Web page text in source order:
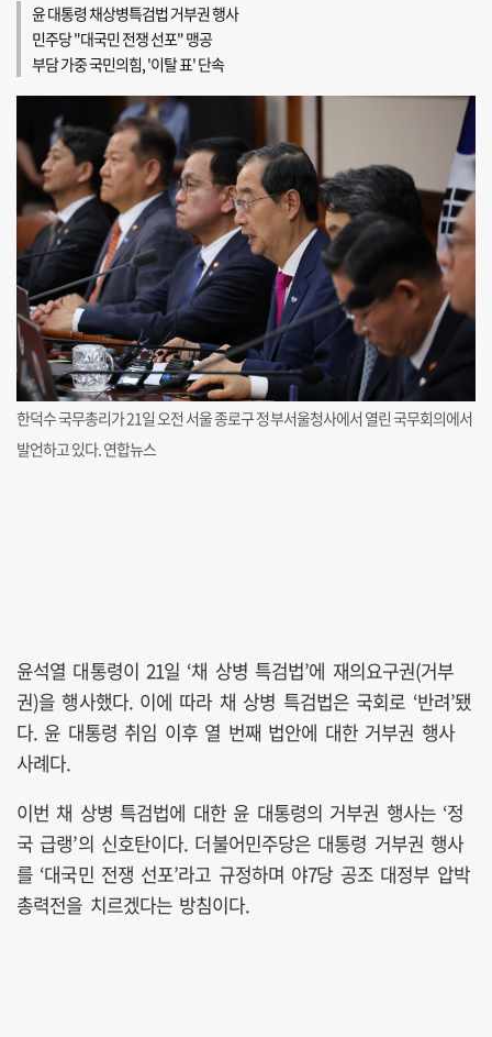
윤 대통령 채상병특검법 거부권 행사
민주당 "대국민 전쟁 선포" 맹공
부담 가중 국민의힘, '이탈 표' 단속
한덕수 국무총리가 21일 오전 서울 종로구 정부서울청사에서 열린 국무회의에서
발언하고 있다. 연합뉴스
윤석열 대통령이 21일 ‘채 상병 특검법’에 재의요구권(거부
권)을 행사했다. 이에 따라 채 상병 특검법은 국회로 ‘반려’됐
다. 윤 대통령 취임 이후 열 번째 법안에 대한 거부권 행사
사례다.
이번 채 상병 특검법에 대한 윤 대통령의 거부권 행사는 ‘정
국 급랭’의 신호탄이다. 더불어민주당은 대통령 거부권 행사
를 ‘대국민 전쟁 선포’라고 규정하며 야7당 공조 대정부 압박
총력전을 치르겠다는 방침이다.